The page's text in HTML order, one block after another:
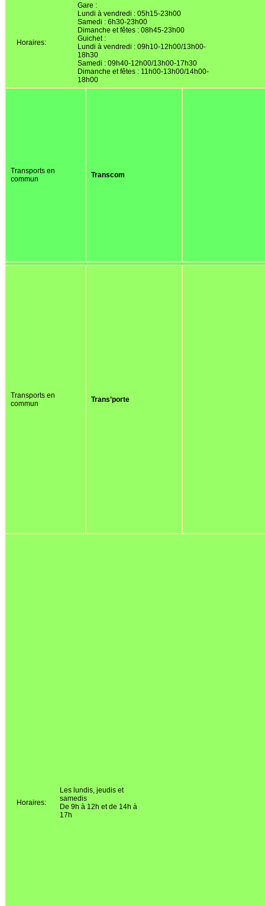
Horaires:
Gare :
Lundi à vendredi : 05h15-23h00
Samedi : 6h30-23h00
Dimanche et fêtes : 08h45-23h00
Guichet :
Lundi à vendredi : 09h10-12h00/13h00-
18h30
Samedi : 09h40-12h00/13h00-17h30
Dimanche et fêtes : 11h00-13h00/14h00-
18h00
Transports en
commun
Transcom
Transports en
commun
Trans’porte
Horaires:
Les lundis, jeudis et
samedis
De 9h à 12h et de 14h à
17h